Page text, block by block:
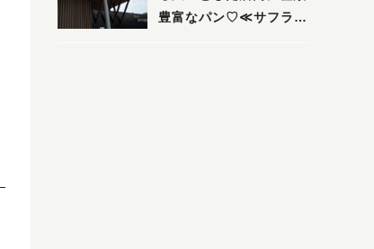
豊富なパン♡≪サフラン